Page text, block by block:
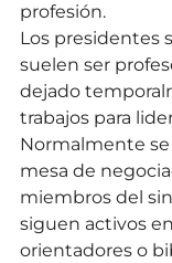
profesión.
Los presidentes
suelen ser
dejado
trabajos para
Normalmente
mesa de
miembros del
siguen activos
orientadores o